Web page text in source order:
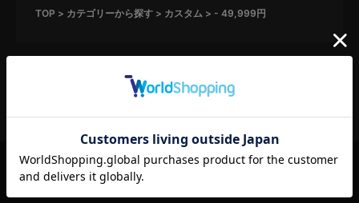
TOP
カテゴリーから探す カスタム - 49,999円